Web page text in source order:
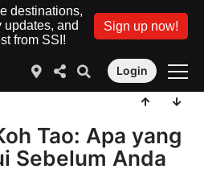
destinations,
and
from SSI!
Sign up now!
Login
Tao: Apa yang
Sebelum Anda